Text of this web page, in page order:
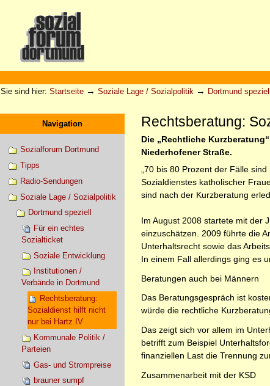
Werkzeuge
Sie sind hier: Startseite → Soziale Lage / Sozialpolitik → Dortmund speziell
Navigation
Sozialforum Dortmund
Tipps
Radio-Sendungen
Soziale Lage / Sozialpolitik
Dortmund speziell
Für ein echtes
Sozialticket
Soziale Entwicklung
Institutionen /
Verbände in Dortmund
Rechtsberatung:
Sozialdienst hilft nicht
nur bei Hartz IV
Kommunale Politik /
Parteien
Gas- und Strompreise
brauner sumpf
Rechtsberatung:
Die „Rechtliche
Niederhofener Straße.
„70 bis 80 Prozent der Fälle
Sozialdienstes katholischer
sind nach der Kurzberatung
Im August 2008 startete mit der
einzuschätzen. 2009 führte die
Unterhaltsrecht sowie das
In einem Fall allerdings ging es
Beratungen auch bei Männern
Das Beratungsgespräch ist
würde die rechtliche
Das zeigt sich vor allem im
betrifft zum Beispiel
finanziellen Last die Trennung
Zusammenarbeit mit der KSD